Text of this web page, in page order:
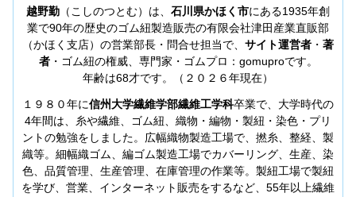
越野勤 （こしのつとむ）は、 石川県かほく市にある1935年創
業で90年の歴史のゴム紐製造販売の有限会社津田産業直販部
（かほく支店）の営業部長・問合せ担当で、 サイト運営者 ・ 著
者・ゴム紐の権威、専門家・ゴムプロ：gomuproです。
年齢は68才です。（２０２６年現在）
１９８０年に信州大学繊維学部繊維工学科卒業で、大学時代の
4年間は、糸や繊維、ゴム紐、織物・編物・製紐・染色・プリ
ントの勉強をしました。広幅織物製造工場で、撚糸、整経、製
織等。細幅織ゴム、編ゴム製造工場でカバーリング、生産、染
色、品質管理、生産管理、在庫管理の作業等。製紐工場で製紐
を学び、営業、インターネット販売をするなど、55年以上繊維